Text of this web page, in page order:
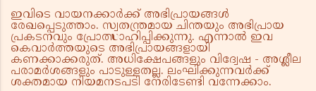
ഇവിടെ വായനക്കാർക്ക് അഭിപ്രായങ്ങൾ
രേഖപ്പെടുത്താം. സ്വതന്ത്രമായ ചിന്തയും അഭിപ്രായ
പ്രകടനവും പ്രോത്സാഹിപ്പിക്കുന്നു. എന്നാൽ ഇവ
കെവാർത്തയുടെ അഭിപ്രായങ്ങളായി
കണക്കാക്കരുത്. അധിക്ഷേപങ്ങളും വിദ്വേഷ - അശ്ലീല
പരാമർശങ്ങളും പാടുള്ളതല്ല. ലംഘിക്കുന്നവർക്ക്
ശക്തമായ നിയമനടപടി നേരിടേണ്ടി വന്നേക്കാം.